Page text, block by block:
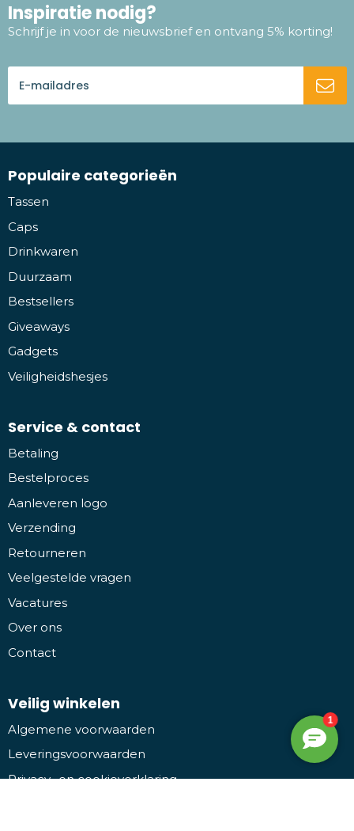
Inspiratie nodig?
Schrijf je in voor de nieuwsbrief en ontvang 5% korting!
Populaire categorieën
Tassen
Caps
Drinkwaren
Duurzaam
Bestsellers
Giveaways
Gadgets
Veiligheidshesjes
Service & contact
Betaling
Bestelproces
Aanleveren logo
Verzending
Retourneren
Veelgestelde vragen
Vacatures
Over ons
Contact
Veilig winkelen
Algemene voorwaarden
Leveringsvoorwaarden
Privacy- en cookieverklaring